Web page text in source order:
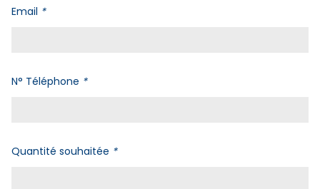
Email *
N° Téléphone *
Quantité souhaitée *